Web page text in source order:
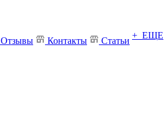
Отзывы Контакты Статьи
+ ЕЩЕ